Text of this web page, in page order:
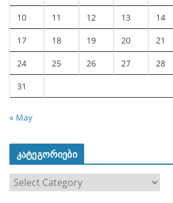
10 11 12 13 14
17 18 19 20 21
24 25 26 27 28
31
« May
კატეგორიები
ა